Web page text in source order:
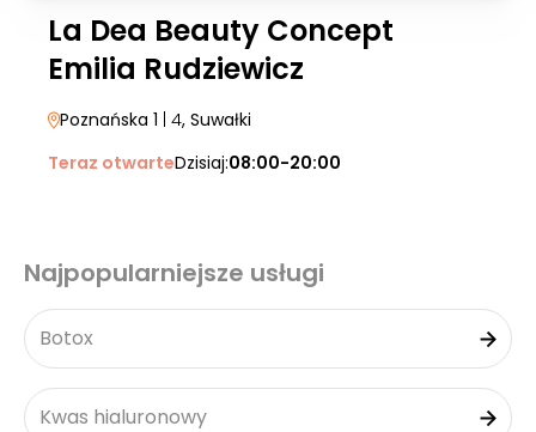
La Dea Beauty Concept
Emilia Rudziewicz
Poznańska 1 | 4, Suwałki
Teraz otwarteDzisiaj:08:00-20:00
Najpopularniejsze usługi
Botox
Kwas hialuronowy